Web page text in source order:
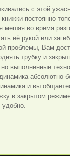
с этой
книжки постоянно
мешая во время
её рукой или
проблемы, Вам
трубку и
выполненные
абсолютно
и вы
в закрытом
удобно.